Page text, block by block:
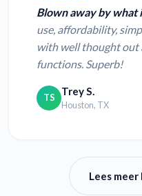
Blown away by what
use, affordability,
with well thought out
functions. Superb!
TS Trey S.
Houston, TX
Lees